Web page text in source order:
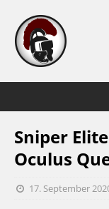
Sniper
Oculus
17. September